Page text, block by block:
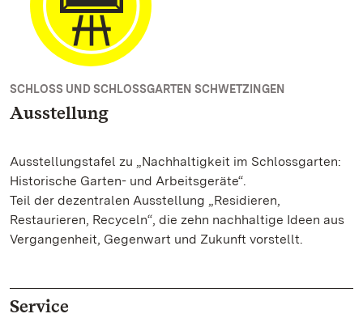
SCHLOSS UND SCHLOSSGARTEN SCHWETZINGEN
Ausstellung
Ausstellungstafel zu „Nachhaltigkeit im Schlossgarten:
Historische Garten- und Arbeitsgeräte“.
Teil der dezentralen Ausstellung „Residieren,
Restaurieren, Recyceln“, die zehn nachhaltige Ideen aus
Vergangenheit, Gegenwart und Zukunft vorstellt.
Service